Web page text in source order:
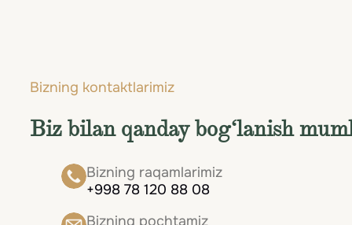
Bizning kontaktlarimiz
Biz bilan qanday bog‘lanish
Bizning raqamlarimiz
+998 78 120 88 08
Bizning pochtamiz